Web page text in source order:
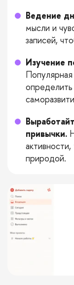
Ведение
мысли и
записей,
Изучение
привычки.
природой.